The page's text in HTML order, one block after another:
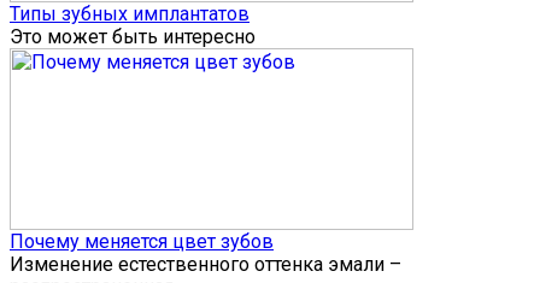
Типы зубных имплантатов
Это может быть интересно
Почему меняется цвет зубов
Изменение естественного оттенка эмали –